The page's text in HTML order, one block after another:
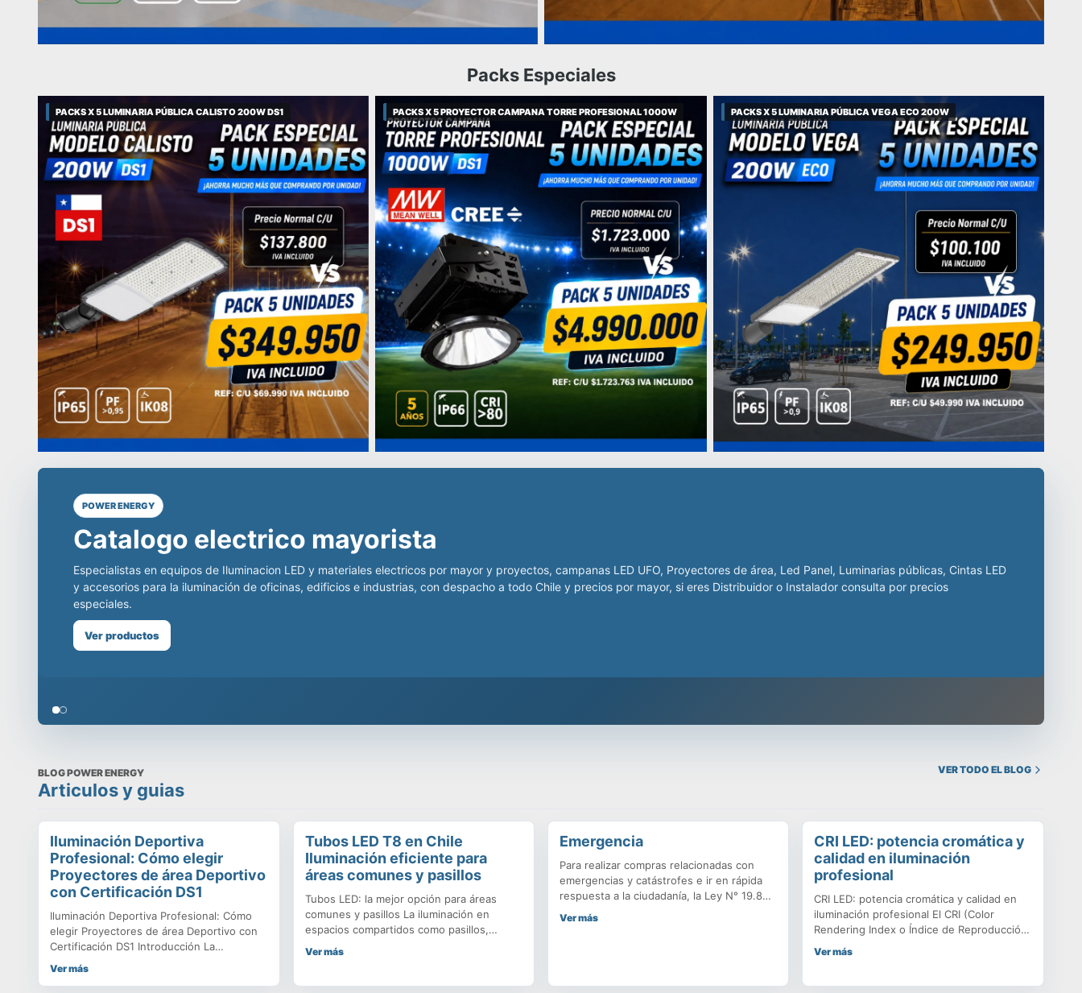
Packs Especiales
PACKS X 5 LUMINARIA PÚBLICA CALISTO 200W DS1 PACKS X 5 PROYECTOR CAMPANA TORRE PROFESIONAL 1000W PACKS X 5 LUMINARIA PÚBLICA VEGA ECO 200W
POWER ENERGY
Líderes en equipos de iluminación LED para la industria, decenas de
distribuidores en todo Chile para ofrecer productos de calidad
incomparable.
Somos especialistas en equipos de iluminación comercial, para la minería, centros deportivos y educacionales, con productos como campanas LED industriales, paneles led para
oficinas, plafones para uso en edificios, todo con la mejor calidad y respaldo de una empresa chilena que cuida tu prestigio, despachamos a todo Chile y contamos con un
Showroom en Santiago, visítanos!
BLOG POWER ENERGY
Articulos y guias
VER TODO EL BLOG
Iluminación Deportiva
Profesional: Cómo elegir
Proyectores de área Deportivo
con Certificación DS1
Iluminación Deportiva Profesional: Cómo
elegir Proyectores de área Deportivo con
Certificación DS1 Introducción La
iluminación de un recinto deportivo, ya sea
Ver más
Tubos LED T8 en Chile
Iluminación eficiente para
áreas comunes y pasillos
Tubos LED: la mejor opción para áreas
comunes y pasillos La iluminación en
espacios compartidos como pasillos,
vestidores y áreas comunes es clave para
Ver más
Emergencia
Para realizar compras relacionadas con
emergencias y catástrofes e ir en rápida
respuesta a la ciudadanía, la Ley N° 19.886
de compras públicas y su normativa
por los organismos públicos ante
Ver más
CRI LED: potencia cromática y
calidad en iluminación
profesional
CRI LED: potencia cromática y calidad en
iluminación profesional El CRI (Color
Rendering Index o Índice de Reproducción
Cromática) mide la capacidad de una
Ver más